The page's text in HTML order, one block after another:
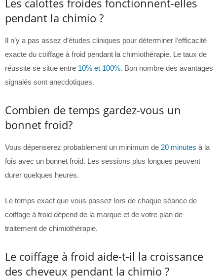
Les calottes froides fonctionnent-elles
pendant la chimio ?
Il n’y a pas assez d’études cliniques pour déterminer l’efficacité
exacte du coiffage à froid pendant la chimiothérapie. Le taux de
réussite se situe entre 10% et 100%. Bon nombre des avantages
signalés sont anecdotiques.
Combien de temps gardez-vous un
bonnet froid?
Vous dépenserez probablement un minimum de 20 minutes à la
fois avec un bonnet froid. Les sessions plus longues peuvent
durer quelques heures.
Le temps exact que vous passez lors de chaque séance de
coiffage à froid dépend de la marque et de votre plan de
traitement de chimiothérapie.
Le coiffage à froid aide-t-il la croissance
des cheveux pendant la chimio ?